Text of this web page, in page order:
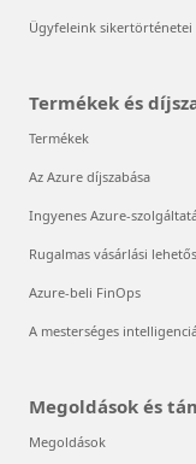
Ügyfeleink sikertörténetei
Termékek és
Termékek
Az Azure díjszabása
Ingyenes Azure-
Rugalmas vásárlási
Azure-beli FinOps
A mesterséges
Megoldások és
Megoldások